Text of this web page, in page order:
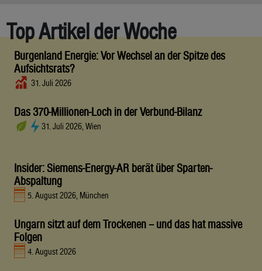
Top Artikel der Woche
Burgenland Energie: Vor Wechsel an der Spitze des
Aufsichtsrats?
31. Juli 2026
Das 370-Millionen-Loch in der Verbund-Bilanz
31. Juli 2026, Wien
Insider: Siemens-Energy-AR berät über Sparten-
Abspaltung
5. August 2026, München
Ungarn sitzt auf dem Trockenen – und das hat massive
Folgen
4. August 2026